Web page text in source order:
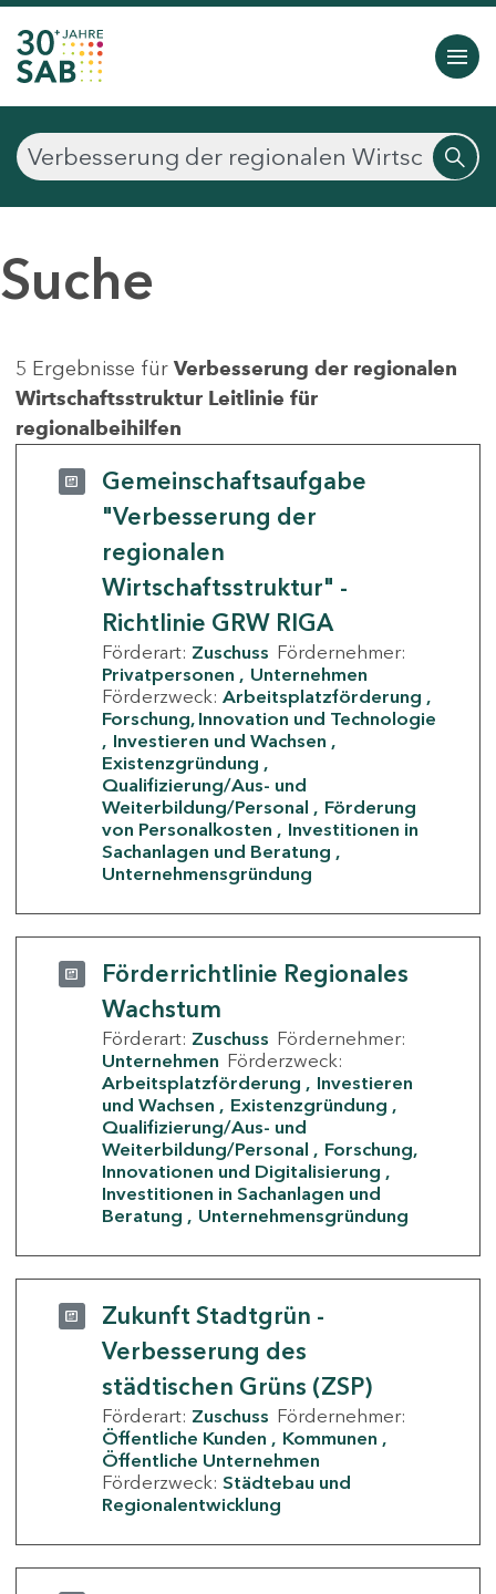
Suche
5 Ergebnisse für Verbesserung der regionalen
Wirtschaftsstruktur Leitlinie für
regionalbeihilfen
Gemeinschaftsaufgabe
"Verbesserung der
regionalen
Wirtschaftsstruktur" -
Richtlinie GRW RIGA
Förderart: Zuschuss Fördernehmer:
Privatpersonen
Unternehmen
Förderzweck: Arbeitsplatzförderung
Forschung, Innovation und Technologie
Investieren und Wachsen
Existenzgründung
Qualifizierung/Aus- und
Weiterbildung/Personal
Förderung
von Personalkosten
Investitionen in
Sachanlagen und Beratung
Unternehmensgründung
Förderrichtlinie Regionales
Wachstum
Förderart: Zuschuss Fördernehmer:
Unternehmen Förderzweck:
Arbeitsplatzförderung
Investieren
und Wachsen
Existenzgründung
Qualifizierung/Aus- und
Weiterbildung/Personal
Forschung,
Innovationen und Digitalisierung
Investitionen in Sachanlagen und
Beratung
Unternehmensgründung
Zukunft Stadtgrün -
Verbesserung des
städtischen Grüns (ZSP)
Förderart: Zuschuss Fördernehmer:
Öffentliche Kunden
Kommunen
Öffentliche Unternehmen
Förderzweck: Städtebau und
Regionalentwicklung